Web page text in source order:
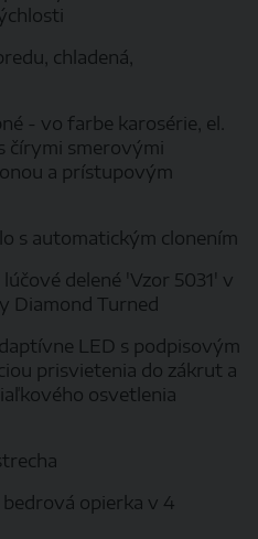
chladená,
- vo farbe karosérie, el.
čírymi smerovými
a prístupovým
s automatickým clonením
delené 'Vzor 5031' v
Diamond Turned
LED s podpisovým
prisvietenia do zákrut a
osvetlenia
opierka v 4